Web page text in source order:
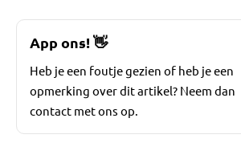
App ons!👋
Heb je een foutje gezien of heb je een
opmerking over dit artikel? Neem dan
contact met ons op.